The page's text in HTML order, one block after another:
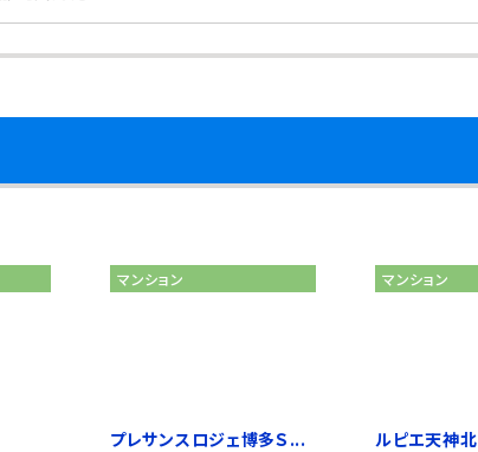
マンション
プレサンスロジェ博多Ｓ...
マンション
ルピエ天神北